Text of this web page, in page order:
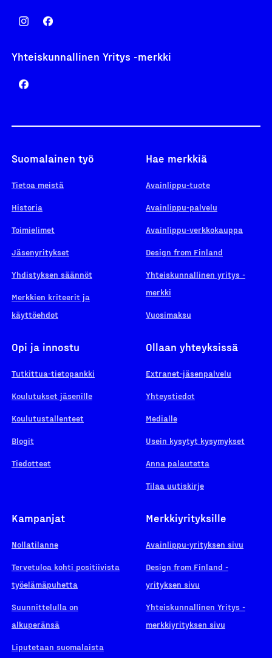
Yhteiskunnallinen Yritys -merkki
Suomalainen työ
Tietoa meistä
Historia
Toimielimet
Jäsenyritykset
Yhdistyksen säännöt
Merkkien kriteerit ja
käyttöehdot
Hae merkkiä
Avainlippu-tuote
Avainlippu-palvelu
Avainlippu-verkkokauppa
Design from Finland
Yhteiskunnallinen yritys -
merkki
Vuosimaksu
Opi ja innostu
Tutkittua-tietopankki
Koulutukset jäsenille
Koulutustallenteet
Blogit
Tiedotteet
Ollaan yhteyksissä
Extranet-jäsenpalvelu
Yhteystiedot
Medialle
Usein kysytyt kysymykset
Anna palautetta
Tilaa uutiskirje
Kampanjat
Nollatilanne
Tervetuloa kohti positiivista
työelämäpuhetta
Suunnittelulla on
alkuperänsä
Liputetaan suomalaista
Merkkiyrityksille
Avainlippu-yrityksen sivu
Design from Finland -
yrityksen sivu
Yhteiskunnallinen Yritys -
merkkiyrityksen sivu